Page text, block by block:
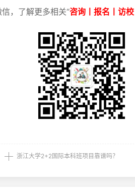
，了解更多相关“咨询丨报名丨访
浙江大学2+2国际本科班项目靠谱吗？